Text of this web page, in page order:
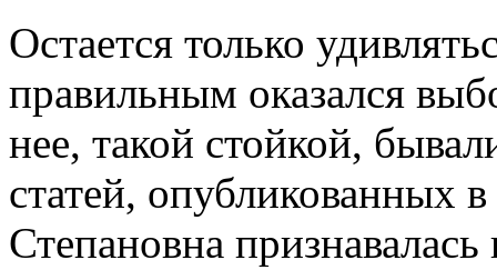
Остается только
правильным оказался
нее, такой стойкой,
статей, опубликованных
Степановна